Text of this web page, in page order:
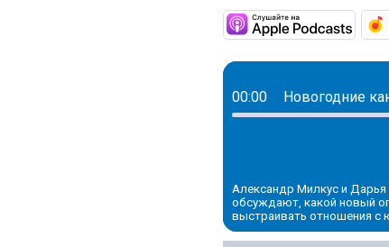
00:00 Новогодние
Александр Милкус и
обсуждают, какой новый
выстраивать отношения с